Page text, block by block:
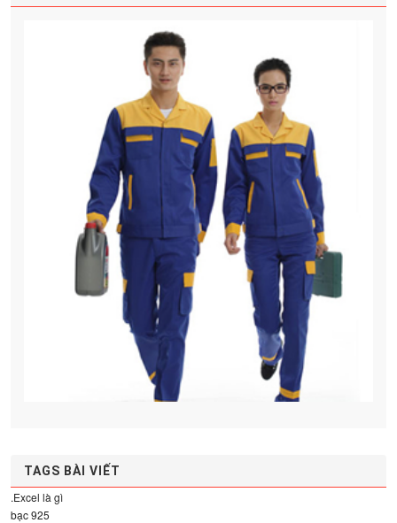
TAGS BÀI VIẾT
.Excel là gì
bạc 925